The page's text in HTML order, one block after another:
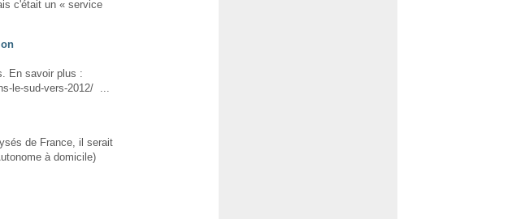
c'était un « service
:
le-sud-vers-2012/ ...
de France, il serait
à domicile)